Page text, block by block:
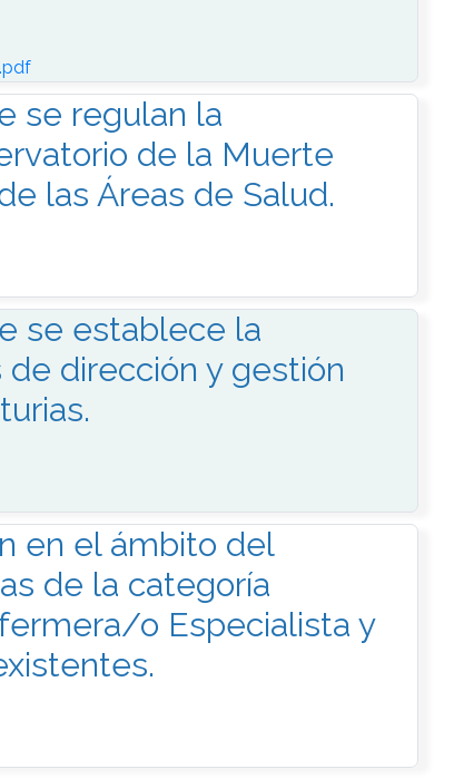
se regulan la
de la Muerte
las Áreas de Salud.
se establece la
dirección y gestión
en el ámbito del
de la categoría
o Especialista y